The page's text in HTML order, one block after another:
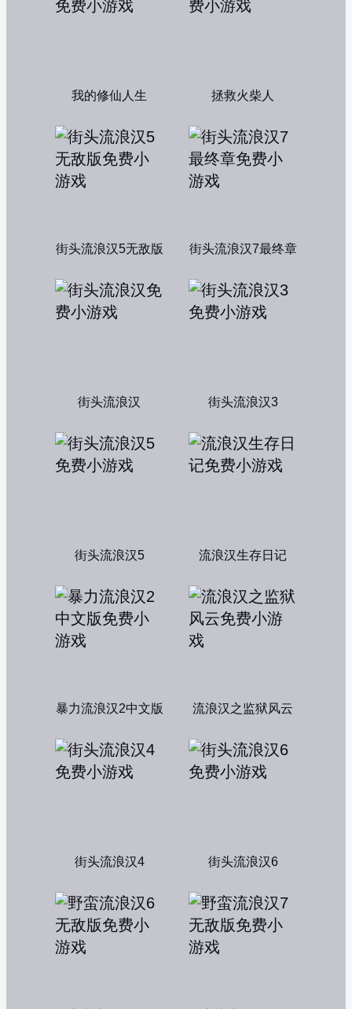
我的修仙人生 拯救火柴人
街头流浪汉5无敌版 街头流浪汉7最终章
街头流浪汉 街头流浪汉3
街头流浪汉5 流浪汉生存日记
暴力流浪汉2中文版 流浪汉之监狱风云
街头流浪汉4 街头流浪汉6